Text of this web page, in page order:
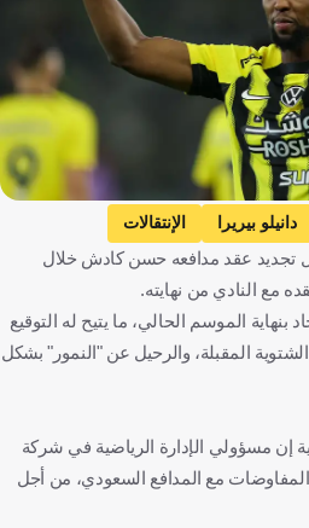
دانيلو بيريرا
الإنتقالات
كرة قدم
تجديد عقد مدافعه حسن كادش خلال
مع النادي من نهايته.
الموسم الحالي، ما يتيح له التوقيع
المقبلة، والرحيل عن "النمور" بشكل
إن مسؤولي الإدارة الرياضية في شركة
المفاوضات مع المدافع السعودي، من أجل